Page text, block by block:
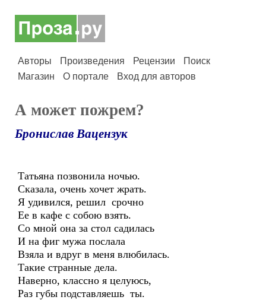
Авторы Произведения Рецензии
Поиск
Магазин
О портале Вход для авторов
А может пожрем?
Бронислав Вацензук
Татьяна позвонила ночью.
Сказала, очень хочет жрать.
Я удивился, решил срочно
Ее в кафе с собою взять.
Со мной она за стол садилась
И на фиг мужа послала
Взяла и вдруг в меня влюбилась.
Такие странные дела.
Наверно, классно я целуюсь,
Раз губы подставляешь ты.